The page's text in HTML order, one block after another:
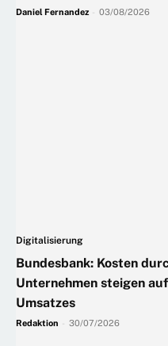
Daniel Fernandez 03/08/2026
Digitalisierung
Bundesbank: Kosten
Unternehmen steigen
Umsatzes
Redaktion 30/07/2026